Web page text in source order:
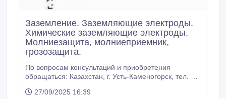
Заземление. Заземляющие электроды.
Химические заземляющие электроды.
Молниезащита, молниеприемник,
грозозащита.
По вопросам консультаций и приобретения
обращаться: Казахстан, г. Усть-Каменогорск, тел. +7
zavarzin60@bk.ru Дополнительную информацию о
27/09/2025 16:39